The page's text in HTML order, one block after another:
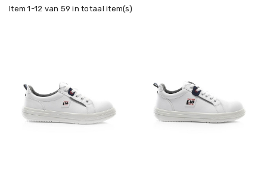
Item 1-12 van 59 in totaal item(s)